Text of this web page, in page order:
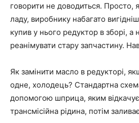
говорити не доводиться. Просто,
ладу, виробнику набагато
купив у нього редуктор в зборі, а
реанімувати стару запчастину.
Як замінити масло в редукторі,
одне, холодець? Стандартна
допомогою шприца, яким
трансмісійна рідина, потім